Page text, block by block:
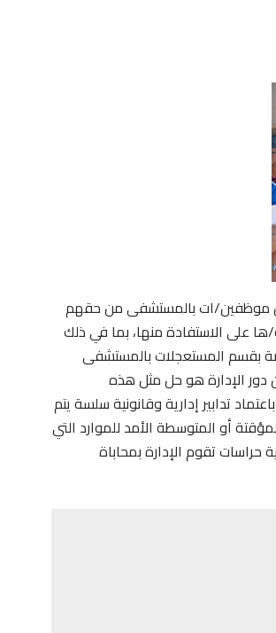
موظفين/ات بالمستشفى من حقهم
على الاستفادة منها، بما في ذلك
بقسم المستعجلات بالمستشفى
دور الإدارة هو حل مثل هذه
تدابير إدارية وقانونية سلسة يتم
أو المتوسطة الأمد للموارد التي
حراسات تقوم الإدارة بمحاباة